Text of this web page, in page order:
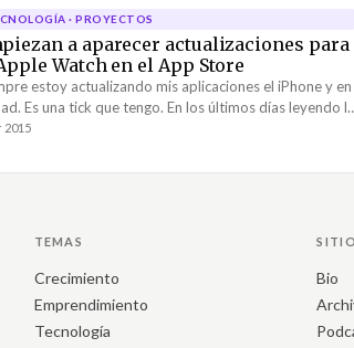
· PROYECTOS
a aparecer actualizaciones para
Watch en el App Store
estoy actualizando mis aplicaciones el iPhone y en
Es una tick que tengo. En los últimos días leyendo
de que ha cambiado en...
2015
TEMAS
Crecimiento
Emprendimiento
Tecnología
SITIO
Bio